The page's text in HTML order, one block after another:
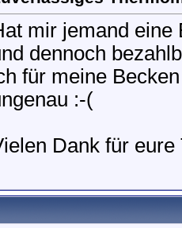
mir jemand eine
dennoch
für meine
:-(
Dank für eure